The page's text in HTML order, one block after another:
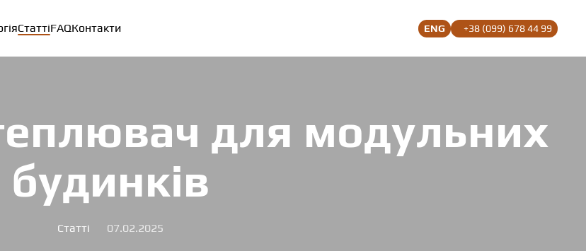
СтаттіFAQКонтакти ENG +38 (099) 678 44 99
для модульних
будинків
Статті 07.02.2025